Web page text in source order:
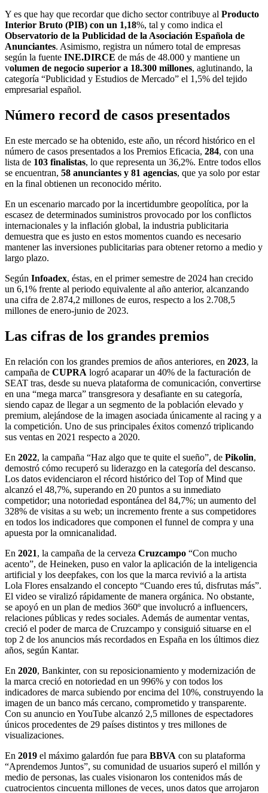
Y es que hay que recordar que dicho sector contribuye al Producto
Interior Bruto (PIB) con un 1,18%, tal y como indica el
Observatorio de la Publicidad de la Asociación Española de
Anunciantes. Asimismo, registra un número total de empresas
según la fuente INE.DIRCE de más de 48.000 y mantiene un
volumen de negocio superior a 18.300 millones, aglutinando, la
categoría “Publicidad y Estudios de Mercado” el 1,5% del tejido
empresarial español.
Número record de casos presentados
En este mercado se ha obtenido, este año, un récord histórico en el
número de casos presentados a los Premios Eficacia, 284, con una
lista de 103 finalistas, lo que representa un 36,2%. Entre todos ellos
se encuentran, 58 anunciantes y 81 agencias, que ya solo por estar
en la final obtienen un reconocido mérito.
En un escenario marcado por la incertidumbre geopolítica, por la
escasez de determinados suministros provocado por los conflictos
internacionales y la inflación global, la industria publicitaria
demuestra que es justo en estos momentos cuando es necesario
mantener las inversiones publicitarias para obtener retorno a medio y
largo plazo.
Según Infoadex, éstas, en el primer semestre de 2024 han crecido
un 6,1% frente al periodo equivalente al año anterior, alcanzando
una cifra de 2.874,2 millones de euros, respecto a los 2.708,5
millones de enero-junio de 2023.
Las cifras de los grandes premios
En relación con los grandes premios de años anteriores, en 2023, la
campaña de CUPRA logró acaparar un 40% de la facturación de
SEAT tras, desde su nueva plataforma de comunicación, convertirse
en una “mega marca” transgresora y desafiante en su categoría,
siendo capaz de llegar a un segmento de la población elevado y
premium, alejándose de la imagen asociada únicamente al racing y a
la competición. Uno de sus principales éxitos comenzó triplicando
sus ventas en 2021 respecto a 2020.
En 2022, la campaña “Haz algo que te quite el sueño”, de Pikolin,
demostró cómo recuperó su liderazgo en la categoría del descanso.
Los datos evidenciaron el récord histórico del Top of Mind que
alcanzó el 48,7%, superando en 20 puntos a su inmediato
competidor; una notoriedad espontánea del 84,7%; un aumento del
328% de visitas a su web; un incremento frente a sus competidores
en todos los indicadores que componen el funnel de compra y una
apuesta por la omnicanalidad.
En 2021, la campaña de la cerveza Cruzcampo “Con mucho
acento”, de Heineken, puso en valor la aplicación de la inteligencia
artificial y los deepfakes, con los que la marca revivió a la artista
Lola Flores ensalzando el concepto “Cuando eres tú, disfrutas más”.
El video se viralizó rápidamente de manera orgánica. No obstante,
se apoyó en un plan de medios 360º que involucró a influencers,
relaciones públicas y redes sociales. Además de aumentar ventas,
creció el poder de marca de Cruzcampo y consiguió situarse en el
top 2 de los anuncios más recordados en España en los últimos diez
años, según Kantar.
En 2020, Bankinter, con su reposicionamiento y modernización de
la marca creció en notoriedad en un 996% y con todos los
indicadores de marca subiendo por encima del 10%, construyendo la
imagen de un banco más cercano, comprometido y transparente.
Con su anuncio en YouTube alcanzó 2,5 millones de espectadores
únicos procedentes de 29 países distintos y tres millones de
visualizaciones.
En 2019 el máximo galardón fue para BBVA con su plataforma
“Aprendemos Juntos”, su comunidad de usuarios superó el millón y
medio de personas, las cuales visionaron los contenidos más de
cuatrocientos cincuenta millones de veces, unos datos que arrojaron